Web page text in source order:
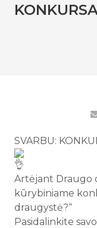
SVARBU:
Artėjant Draugo
kūrybiniame
draugystė?“
Pasidalinkite